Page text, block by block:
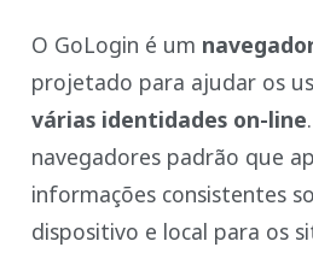
O GoLogin é um
projetado para ajudar os
várias identidades on-line
navegadores padrão que
informações consistentes
dispositivo e local para os